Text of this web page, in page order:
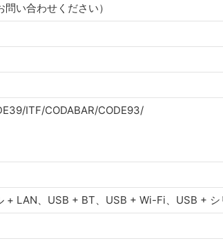
い合わせください）
ITF/CODABAR/CODE93/
+ LAN、USB + BT、USB + Wi-Fi、USB +